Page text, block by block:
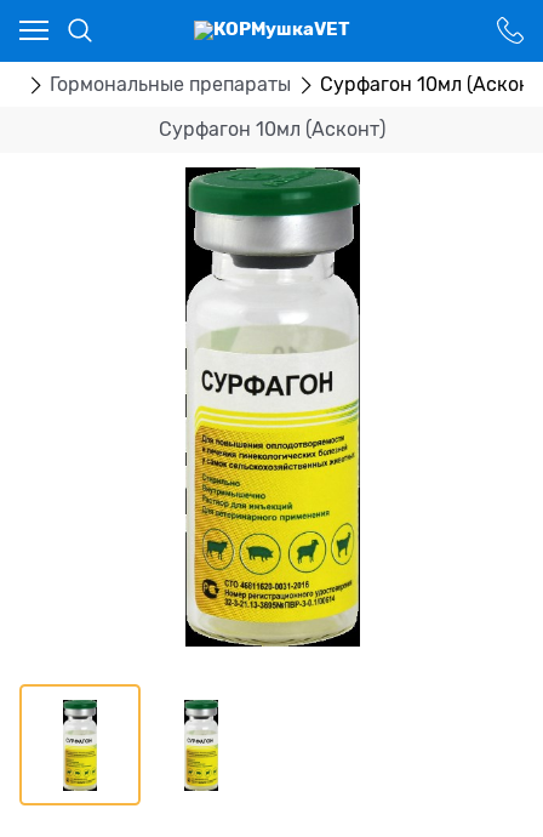
Гормональные препараты Сурфагон 10мл
Сурфагон 10мл (Асконт)
Ваш город - Костанай,
угадали?